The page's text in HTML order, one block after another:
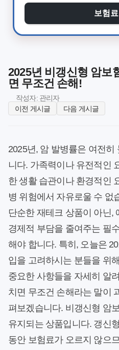
보험
2025년 비갱신형 암보
면 무조건 손해!
작성자: 관리자
이전 게시글
다음 게시글
2025년, 암 발병률은 여전
니다. 가족력이나 유전적인
한 생활 습관이나 환경적인
병 위험에서 자유로울 수 없
단순한 재테크 상품이 아닌,
경제적 부담을 줄여주는 필
해야 합니다. 특히, 오늘은
입을 고려하시는 분들을 위
중요한 사항들을 자세히 알
치면 무조건 손해라는 말이
펴보겠습니다. 비갱신형 암
유지되는 상품입니다. 갱신
동안 보험료가 오르지 않으